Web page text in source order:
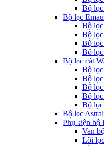
Bộ lọc
Bộ lọc
Bộ lọc
Bộ lọc
Bộ
Bô
Bộ lọc cát
Bộ
Bộ
Bộ
Bộ
Bộ lọc
Bộ lọc Astral
Phụ kiện bộ
Van
Lõi